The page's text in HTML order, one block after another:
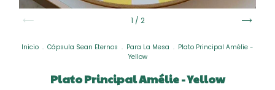
1 / 2
Inicio . Cápsula Sean Eternos . Para La Mesa . Plato Principal Amélie -
Yellow
Plato Principal Amélie - Yellow